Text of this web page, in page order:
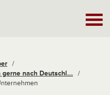
/
nach Deutschl...
/